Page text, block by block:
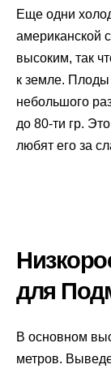
Еще одни
американской
высоким, так
к земле. Плоды
небольшого
до 80-ти гр.
любят его за
для
В основном
метров.